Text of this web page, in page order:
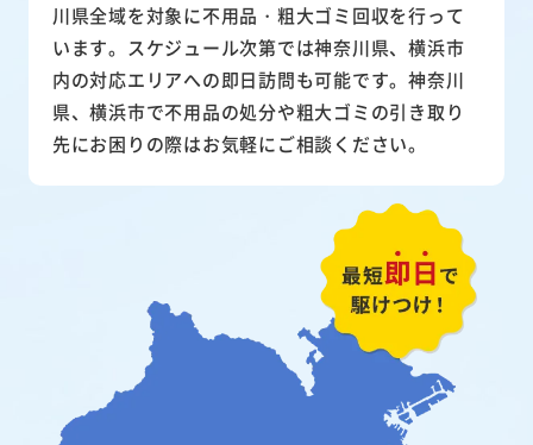
川県全域を対象に不用品・粗大ゴミ回収を行って
います。スケジュール次第では神奈川県、横浜市
内の対応エリアへの即日訪問も可能です。神奈川
県、横浜市で不用品の処分や粗大ゴミの引き取り
先にお困りの際はお気軽にご相談ください。